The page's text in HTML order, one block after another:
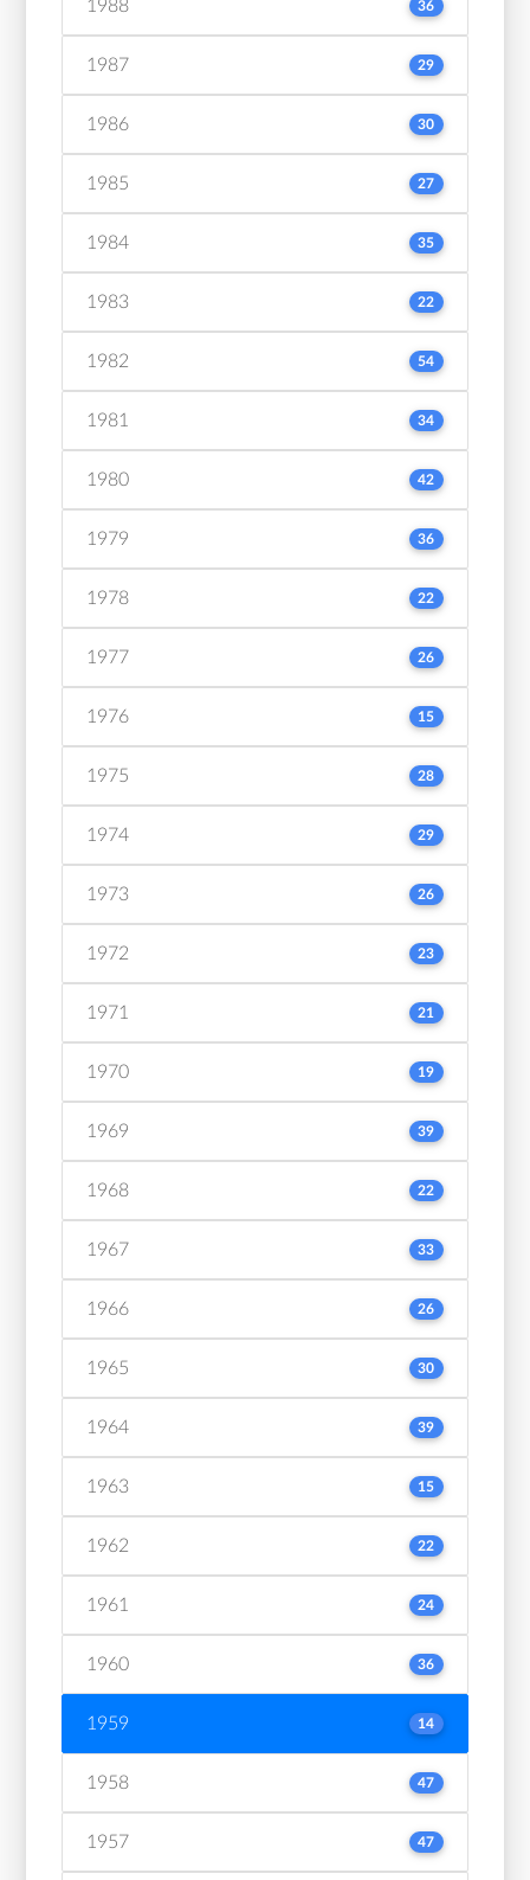
1988 36
1987 29
1986 30
1985 27
1984 35
1983 22
1982 54
1981 34
1980 42
1979 36
1978 22
1977 26
1976 15
1975 28
1974 29
1973 26
1972 23
1971 21
1970 19
1969 39
1968 22
1967 33
1966 26
1965 30
1964 39
1963 15
1962 22
1961 24
1960 36
1959 14
1958 47
1957 47